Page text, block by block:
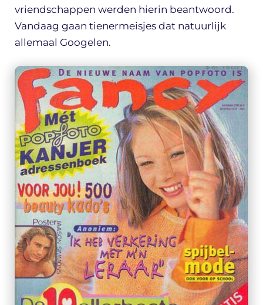
vriendschappen werden hierin beantwoord.
Vandaag gaan tienermeisjes dat natuurlijk
allemaal Googelen.